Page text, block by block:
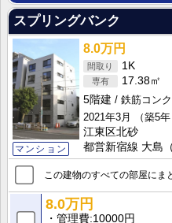
スプリングバンク
マンション
8.0万円
1K
17.38㎡
5階建
鉄筋コン
2021年3月
（築5年
江東区北砂
都営新宿線 大島
この建物のすべての部屋にま
8.0万円
管理費 10000円